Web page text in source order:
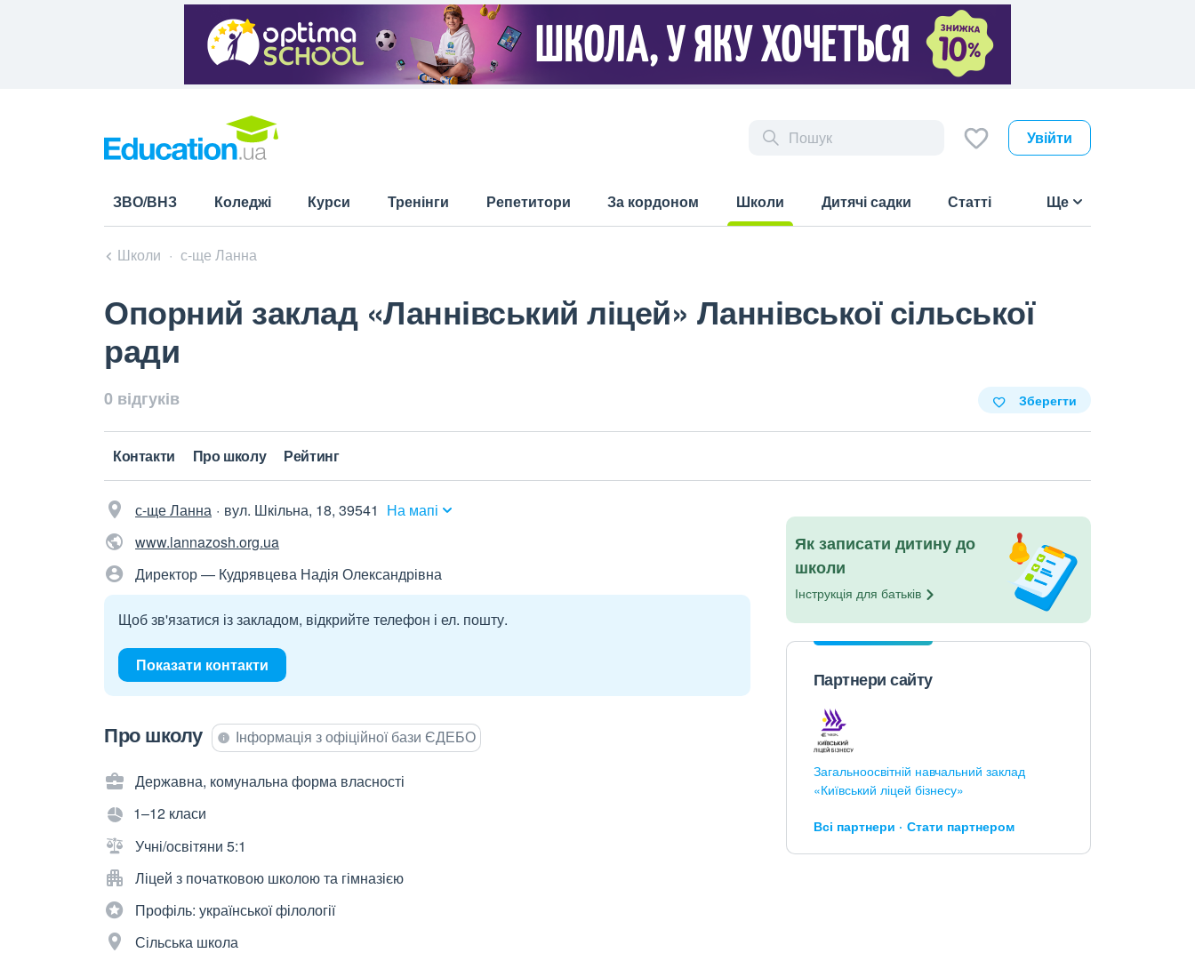
Увійти
ЗВО/ВНЗ Коледжі Курси Тренінги Репетитори За кордоном
Школи
Дитячі садки Статті Ще
Школи с-ще Ланна
Опорний заклад «Ланнівський ліцей» Ланнівської сільської
ради
0 відгуків Зберегти
Контакти Про школу Рейтинг
с-ще Ланна вул. Шкільна, 18, 39541 На мапі
www.lannazosh.org.ua
Директор — Кудрявцева Надія Олександрівна
Щоб зв'язатися із закладом, відкрийте телефон і ел. пошту.
Показати контакти
Про школу Інформація з офіційної бази ЄДЕБО
Державна, комунальна форма власності
1–12 класи
Учні/освітяни 5:1
Ліцей з початковою школою та гімназією
Профіль: української філології
Сільська школа
Як записати дитину до
школи
Інструкція для батьків
Партнери сайту
Загальноосвітній навчальний заклад
«Київський ліцей бізнесу»
Всі партнери Стати партнером